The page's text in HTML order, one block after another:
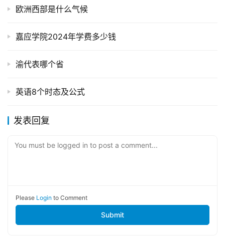
欧洲西部是什么气候
嘉应学院2024年学费多少钱
渝代表哪个省
英语8个时态及公式
发表回复
You must be logged in to post a comment...
Please Login to Comment
Submit